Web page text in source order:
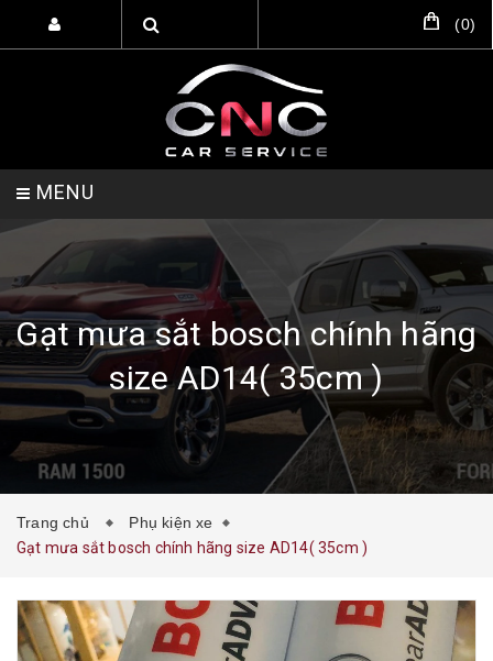
(0)
MENU
TRANG CHỦ DỊCH VỤ SẢN PHẨM
HỖ TRỢ SETUP GARA LIÊN HỆ
Gạt mưa sắt bosch chính hãng
size AD14( 35cm )
Trang chủ
Phụ kiện xe
Gạt mưa sắt bosch chính hãng size AD14( 35cm )